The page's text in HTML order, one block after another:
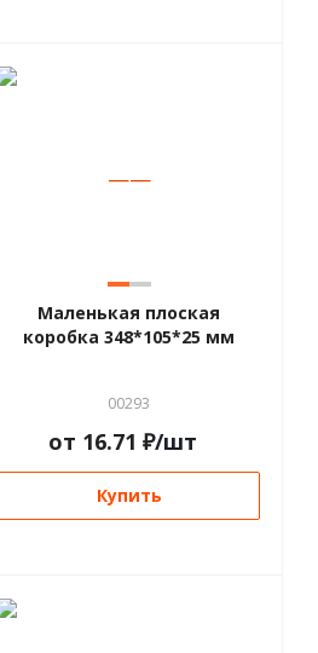
——
Маленькая плоская
коробка 348*105*25 мм
00293
от 16.71 ₽/шт
Купить